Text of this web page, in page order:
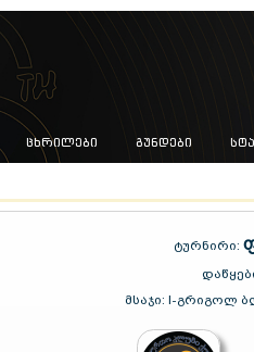
ᲪᲮᲠᲘᲚᲔᲑᲘ ᲒᲣᲜᲓᲔᲑᲘ
ტურნირი:
მსაჯი: I-გრიგოლ